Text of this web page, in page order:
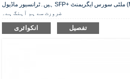
ہیں۔ٹرانسیور ماڈیول SFP+ ملٹی سورس ایگریمنٹ (MSA) کے مطابق ہے اور RoHS کی
ضرورت سے ہم آہنگ ہے۔
انکوائری تفصیل